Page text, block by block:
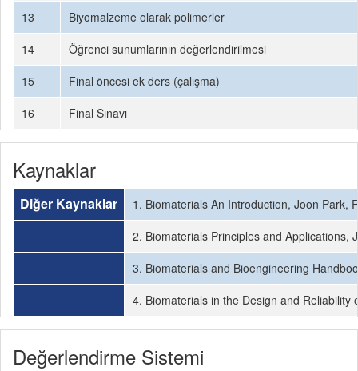
13
Biyomalzeme olarak polimerler
14
Öğrenci sunumlarının değerlendirilmesi
15
Final öncesi ek ders (çalışma)
16
Final Sınavı
Kaynaklar
Diğer Kaynaklar
1. Biomaterials An Introduction, Joon Park,
2. Biomaterials Principles and Applications,
3. Biomaterials and Bioengineering
4. Biomaterials in the Design and
Değerlendirme Sistemi